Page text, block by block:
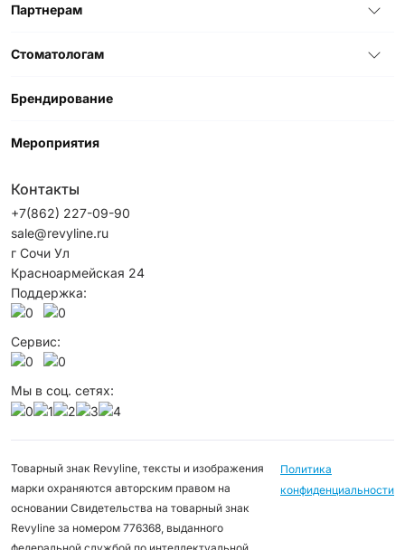
Партнерам
Стоматологам
Брендирование
Мероприятия
Контакты
+7(862) 227-09-90
sale@revyline.ru
г Сочи Ул
Красноармейская 24
Поддержка:
Сервис:
Мы в соц. сетях:
Товарный знак Revyline, тексты и изображения
марки охраняются авторским правом на
основании Свидетельства на товарный знак
Revyline за номером 776368, выданного
Политика
конфиденциальности